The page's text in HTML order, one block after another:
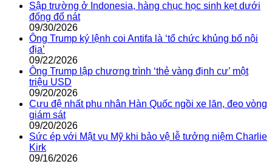
Sập trường ở Indonesia, hàng chục học sinh kẹt dưới
đống đổ nát
09/30/2026
Ông Trump ký lệnh coi Antifa là ‘tổ chức khủng bố nội
địa’
09/22/2026
Ông Trump lập chương trình ‘thẻ vàng định cư’ một
triệu USD
09/20/2026
Cựu đệ nhất phu nhân Hàn Quốc ngồi xe lăn, đeo vòng
giám sát
09/20/2026
Sức ép với Mật vụ Mỹ khi bảo vệ lễ tưởng niệm Charlie
Kirk
09/16/2026